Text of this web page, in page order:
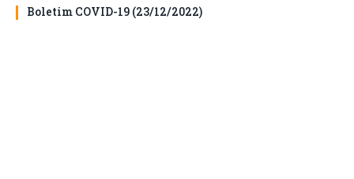
Boletim COVID-19 (23/12/2022)